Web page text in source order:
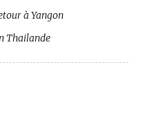
à Yangon
Thailande